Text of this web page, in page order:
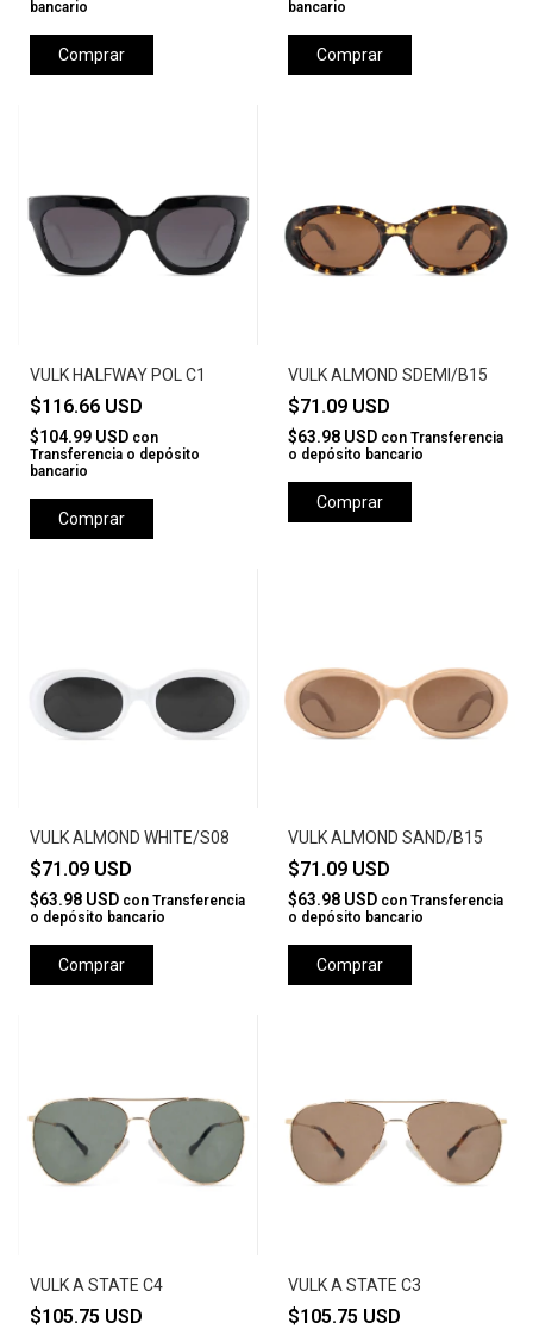
bancario
Comprar
bancario
Comprar
VULK HALFWAY POL C1
$116.66 USD
$104.99 USD con
Transferencia o depósito
bancario
Comprar
VULK ALMOND SDEMI/B15
$71.09 USD
$63.98 USD con Transferencia
o depósito bancario
Comprar
VULK ALMOND WHITE/S08
$71.09 USD
$63.98 USD con Transferencia
o depósito bancario
Comprar
VULK ALMOND SAND/B15
$71.09 USD
$63.98 USD con Transferencia
o depósito bancario
Comprar
VULK A STATE C4
$105.75 USD
VULK A STATE C3
$105.75 USD